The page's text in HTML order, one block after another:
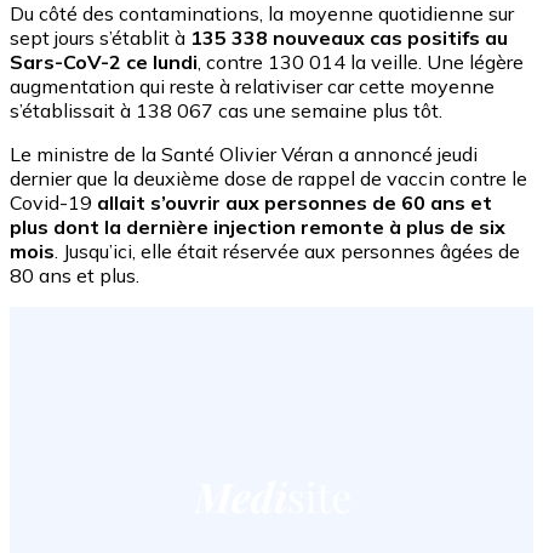
Du côté des contaminations, la moyenne quotidienne sur
sept jours s’établit à 135 338 nouveaux cas positifs au
Sars-CoV-2 ce lundi, contre 130 014 la veille. Une légère
augmentation qui reste à relativiser car cette moyenne
s’établissait à 138 067 cas une semaine plus tôt.
Le ministre de la Santé Olivier Véran a annoncé jeudi
dernier que la deuxième dose de rappel de vaccin contre le
Covid-19 allait s’ouvrir aux personnes de 60 ans et
plus dont la dernière injection remonte à plus de six
mois. Jusqu’ici, elle était réservée aux personnes âgées de
80 ans et plus.